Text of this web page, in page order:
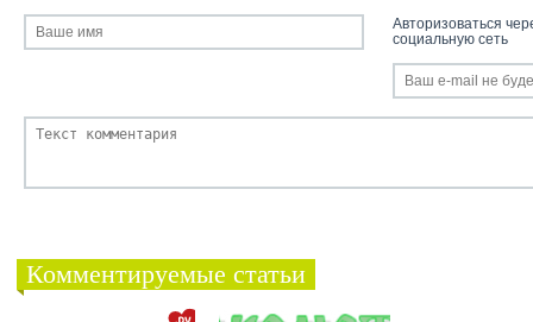
Авторизоваться
социальную сеть
Комментируемые статьи